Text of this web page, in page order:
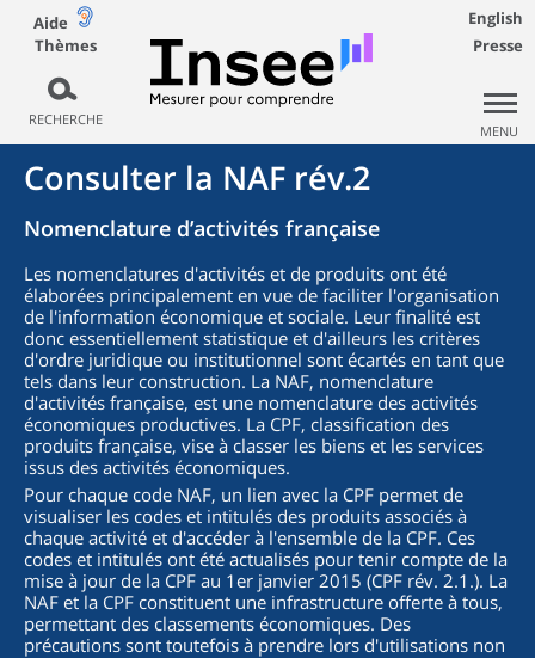
Aide
Thèmes
RECHERCHE
English
Presse
MENU
Consulter la NAF rév.2
Nomenclature d’activités française
Les nomenclatures d'activités et de produits ont été
élaborées principalement en vue de faciliter l'organisation
de l'information économique et sociale. Leur finalité est
donc essentiellement statistique et d'ailleurs les critères
d'ordre juridique ou institutionnel sont écartés en tant que
tels dans leur construction. La NAF, nomenclature
d'activités française, est une nomenclature des activités
économiques productives. La CPF, classification des
produits française, vise à classer les biens et les services
issus des activités économiques.
Pour chaque code NAF, un lien avec la CPF permet de
visualiser les codes et intitulés des produits associés à
chaque activité et d'accéder à l'ensemble de la CPF. Ces
codes et intitulés ont été actualisés pour tenir compte de la
mise à jour de la CPF au 1er janvier 2015 (CPF rév. 2.1.). La
NAF et la CPF constituent une infrastructure offerte à tous,
permettant des classements économiques. Des
précautions sont toutefois à prendre lors d'utilisations non